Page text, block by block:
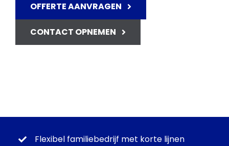
OFFERTE AANVRAGEN
CONTACT OPNEMEN
Flexibel familiebedrijf met korte lijnen